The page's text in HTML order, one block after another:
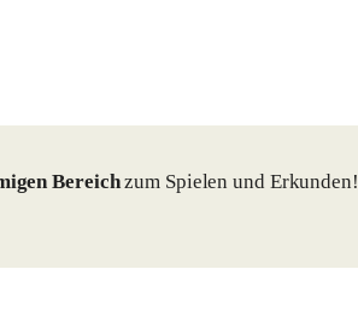
Bereichzum Spielen und Erkunden!